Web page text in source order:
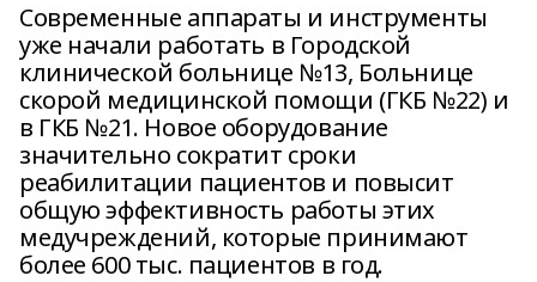
Современные аппараты и инструменты
уже начали работать в Городской
клинической больнице №13, Больнице
скорой медицинской помощи (ГКБ №22) и
в ГКБ №21. Новое оборудование
значительно сократит сроки
реабилитации пациентов и повысит
общую эффективность работы этих
медучреждений, которые принимают
более 600 тыс. пациентов в год.